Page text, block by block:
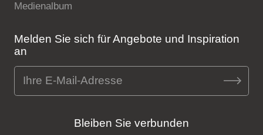
Medienalbum
Melden Sie sich für Angebote und Inspiration
an
Bleiben Sie verbunden